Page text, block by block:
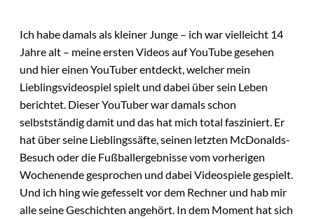
Ich habe damals als kleiner Junge – ich war vielleicht 14
Jahre alt – meine ersten Videos auf YouTube gesehen
und hier einen YouTuber entdeckt, welcher mein
Lieblingsvideospiel spielt und dabei über sein Leben
berichtet. Dieser YouTuber war damals schon
selbstständig damit und das hat mich total fasziniert. Er
hat über seine Lieblingssäfte, seinen letzten McDonalds-
Besuch oder die Fußballergebnisse vom vorherigen
Wochenende gesprochen und dabei Videospiele gespielt.
Und ich hing wie gefesselt vor dem Rechner und hab mir
alle seine Geschichten angehört. In dem Moment hat sich